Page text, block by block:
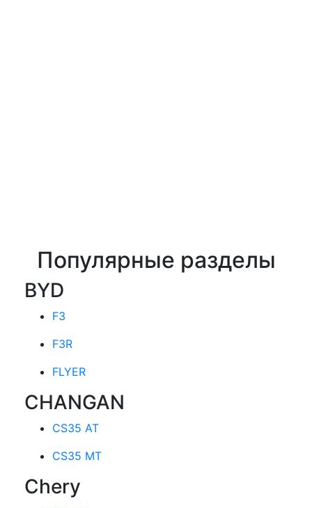
Популярные разделы
BYD
F3
F3R
FLYER
CHANGAN
CS35 AT
CS35 MT
Chery